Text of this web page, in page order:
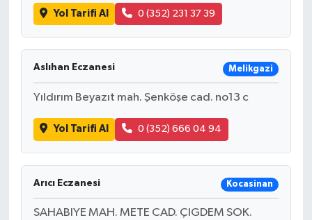
Yol Tarifi Al 0 (352) 231 37 39
Aslıhan Eczanesi Melikgazi
Yıldırım Beyazıt mah. Şenköşe cad. no13 c
Yol Tarifi Al 0 (352) 666 04 94
Arıcı Eczanesi Kocasinan
SAHABIYE MAH. METE CAD. ÇIGDEM SOK.